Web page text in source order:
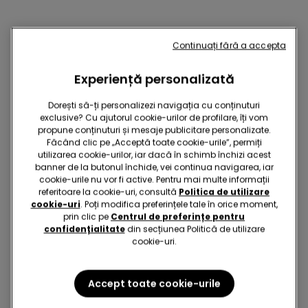
5 x -70%
Experiență personalizată
Dorești să-ți personalizezi navigația cu conținuturi
exclusive? Cu ajutorul cookie-urilor de profilare, îți vom
propune conținuturi și mesaje publicitare personalizate.
Făcând clic pe „Acceptă toate cookie-urile”, permiți
utilizarea cookie-urilor, iar dacă în schimb închizi acest
banner de la butonul închide, vei continua navigarea, iar
cookie-urile nu vor fi active. Pentru mai multe informații
referitoare la cookie-uri, consultă Politica de utilizare
cookie-uri. Poți modifica preferințele tale în orice moment,
prin clic pe Centrul de preferințe pentru
confidențialitatedin secțiunea Politică de utilizare
cookie-uri.
Accept toate cookie-urile
Continuați fără a accepta